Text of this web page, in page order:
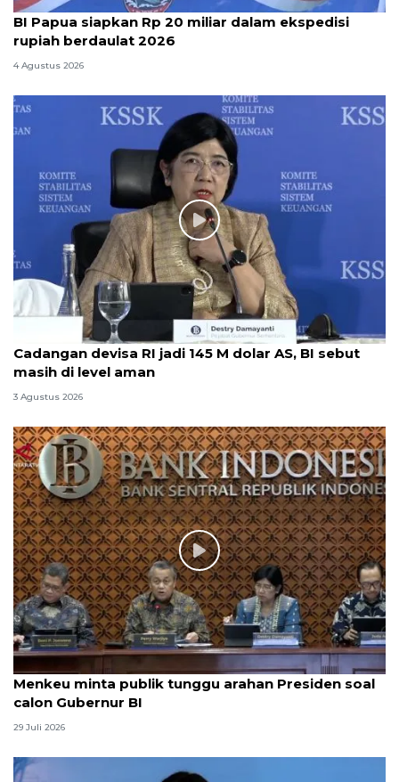
BI Papua siapkan Rp 20 miliar dalam ekspedisi
rupiah berdaulat 2026
4 Agustus 2026
Cadangan devisa RI jadi 145 M dolar AS, BI sebut
masih di level aman
3 Agustus 2026
Menkeu minta publik tunggu arahan Presiden soal
calon Gubernur BI
29 Juli 2026